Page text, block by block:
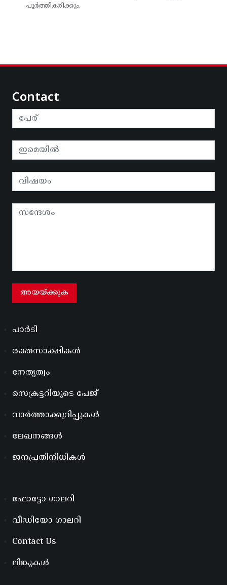
പൂര്‍ത്തീകരിക്കും.
Contact
പാർടി
രക്തസാക്ഷികൾ
നേതൃത്വം
സെക്രട്ടറിയുടെ പേജ്
വാർത്താക്കുറിപ്പുകൾ
ലേഖനങ്ങൾ
ജനപ്രതിനിധികൾ
ഫോട്ടോ ഗാലറി
വീഡിയോ ഗാലറി
Contact Us
ലിങ്കുകൾ